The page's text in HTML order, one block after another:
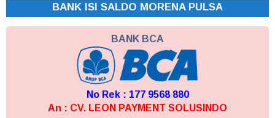
BANK ISI SALDO MORENA PULSA
BANK BCA
No Rek : 177 9568 880
An : CV. LEON PAYMENT SOLUSINDO